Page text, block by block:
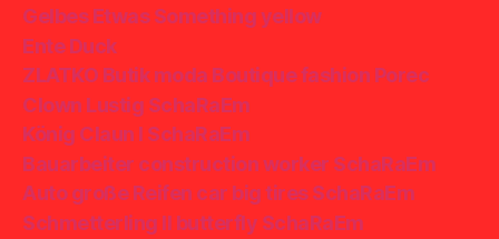
Gelbes Etwas Something yellow
Ente Duck
ZLATKO Butik moda Boutique fashion Porec
Clown Lustig SchaRaEm
König Claun I SchaRaEm
Bauarbeiter construction worker SchaRaEm
Auto große Reifen car big tires SchaRaEm
Schmetterling II butterfly SchaRaEm